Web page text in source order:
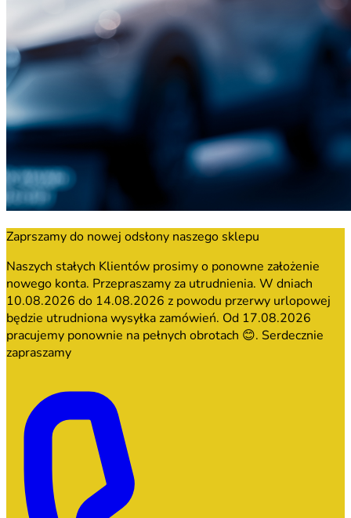
Zaprszamy do nowej odsłony naszego sklepu
Naszych stałych Klientów prosimy o ponowne założenie
nowego konta. Przepraszamy za utrudnienia. W dniach
10.08.2026 do 14.08.2026 z powodu przerwy urlopowej
będzie utrudniona wysyłka zamówień. Od 17.08.2026
pracujemy ponownie na pełnych obrotach 😊. Serdecznie
zapraszamy